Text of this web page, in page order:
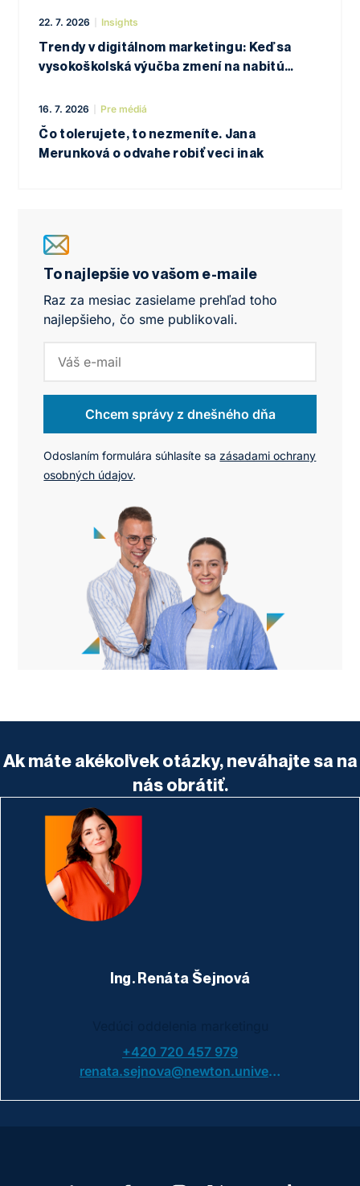
22. 7. 2026 Insights
Trendy v digitálnom marketingu: Keď sa
vysokoškolská výučba zmení na nabitú
16. 7. 2026 Pre médiá
Čo tolerujete, to nezmeníte. Jana
Merunková o odvahe robiť veci inak
To najlepšie vo vašom e-maile
Raz za mesiac zasielame prehľad toho
najlepšieho, čo sme publikovali.
Chcem správy z dnešného dňa
Odoslaním formulára súhlasíte sa zásadami ochrany
osobných údajov.
Ak máte akékoľvek otázky, neváhajte sa na
nás obrátiť.
Ing. Renáta Šejnová
+420 720 457 979
renata.sejnova@newton.university